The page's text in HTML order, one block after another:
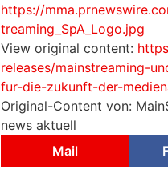
https://
treaming_SpA_Logo.jpg
View original content:
releases/mainstreaming-
fur-die-zukunft-der-
Original-Content von:
news aktuell
Mail